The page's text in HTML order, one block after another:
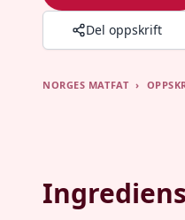
Del oppskrift
NORGES MATFAT ›